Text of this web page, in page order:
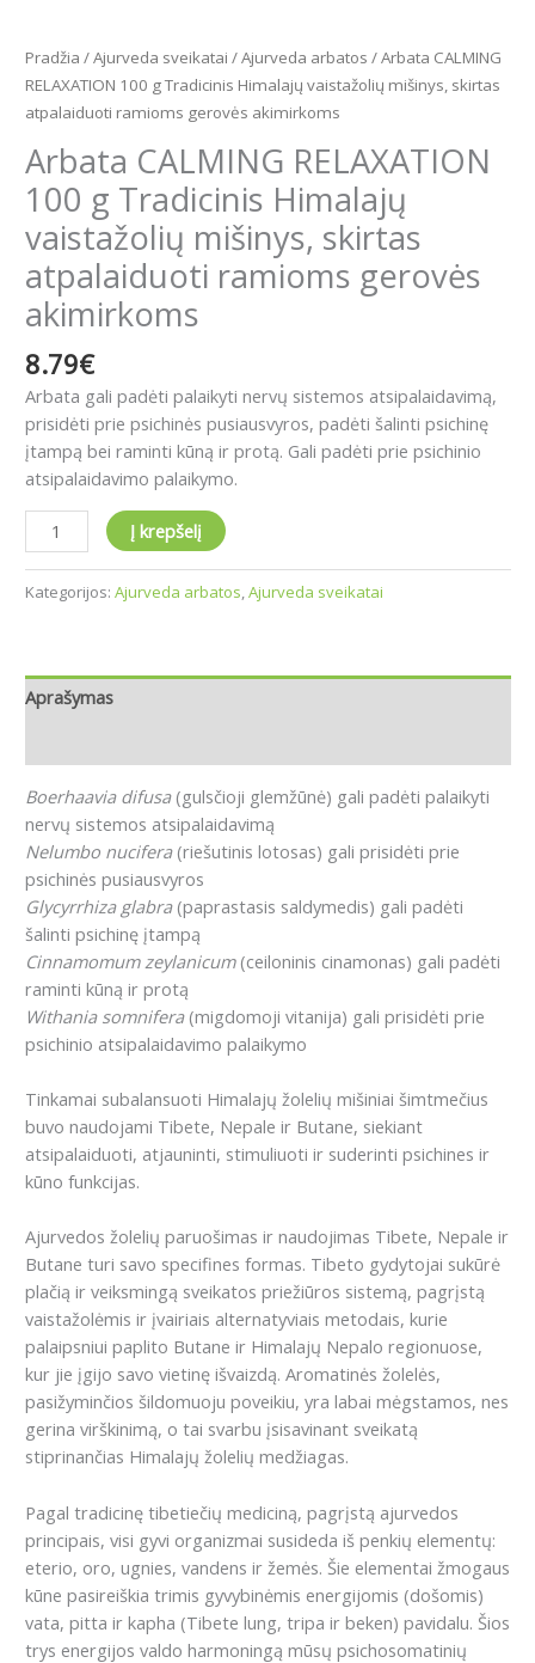
Pradžia /Ajurveda sveikatai /Ajurveda arbatos / Arbata CALMING
RELAXATION 100 g Tradicinis Himalajų vaistažolių mišinys, skirtas
atpalaiduoti ramioms gerovės akimirkoms
Arbata CALMING RELAXATION
100 g Tradicinis Himalajų
vaistažolių mišinys, skirtas
atpalaiduoti ramioms gerovės
akimirkoms
8.79€
Arbata gali padėti palaikyti nervų sistemos atsipalaidavimą,
prisidėti prie psichinės pusiausvyros, padėti šalinti psichinę
įtampą bei raminti kūną ir protą. Gali padėti prie psichinio
atsipalaidavimo palaikymo.
Į krepšelį
Kategorijos: Ajurveda arbatos,Ajurveda sveikatai
Aprašymas
Boerhaavia difusa (gulsčioji glemžūnė) gali padėti palaikyti
nervų sistemos atsipalaidavimą
Nelumbo nucifera (riešutinis lotosas) gali prisidėti prie
psichinės pusiausvyros
Glycyrrhiza glabra(paprastasis saldymedis) gali padėti
šalinti psichinę įtampą
Cinnamomum zeylanicum(ceiloninis cinamonas) gali padėti
raminti kūną ir protą
Withania somnifera(migdomoji vitanija) gali prisidėti prie
psichinio atsipalaidavimo palaikymo
Tinkamai subalansuoti Himalajų žolelių mišiniai šimtmečius
buvo naudojami Tibete, Nepale ir Butane, siekiant
atsipalaiduoti, atjauninti, stimuliuoti ir suderinti psichines ir
kūno funkcijas.
Ajurvedos žolelių paruošimas ir naudojimas Tibete, Nepale ir
Butane turi savo specifines formas. Tibeto gydytojai sukūrė
plačią ir veiksmingą sveikatos priežiūros sistemą, pagrįstą
vaistažolėmis ir įvairiais alternatyviais metodais, kurie
palaipsniui paplito Butane ir Himalajų Nepalo regionuose,
kur jie įgijo savo vietinę išvaizdą. Aromatinės žolelės,
pasižyminčios šildomuoju poveikiu, yra labai mėgstamos, nes
gerina virškinimą, o tai svarbu įsisavinant sveikatą
stiprinančias Himalajų žolelių medžiagas.
Pagal tradicinę tibetiečių mediciną, pagrįstą ajurvedos
principais, visi gyvi organizmai susideda iš penkių elementų:
eterio, oro, ugnies, vandens ir žemės. Šie elementai žmogaus
kūne pasireiškia trimis gyvybinėmis energijomis (došomis)
vata, pitta ir kapha (Tibete lung, tripa ir beken) pavidalu. Šios
trys energijos valdo harmoningą mūsų psichosomatinių